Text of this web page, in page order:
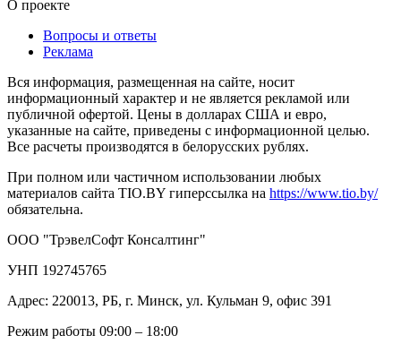
О проекте
Вопросы и ответы
Реклама
Вся информация, размещенная на сайте, носит
информационный характер и не является рекламой или
публичной офертой. Цены в долларах США и евро,
указанные на сайте, приведены с информационной целью.
Все расчеты производятся в белорусских рублях.
При полном или частичном использовании любых
материалов сайта TIO.BY гиперссылка на https://www.tio.by/
обязательна.
ООО "ТрэвелСофт Консалтинг"
УНП 192745765
Адрес: 220013, РБ, г. Минск, ул. Кульман 9, офис 391
Режим работы 09:00 – 18:00